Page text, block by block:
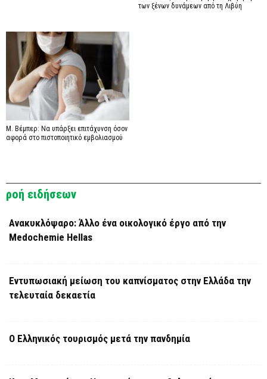
των ξένων δυνάμεων από τη Λιβύη
Μ. Βέμπερ: Να υπάρξει επιτάχυνση όσον
αφορά στο πιστοποιητικό εμβολιασμού
ροή ειδήσεων
Ανακυκλόψαρο: Άλλο ένα οικολογικό έργο από την
Medochemie Hellas
Εντυπωσιακή μείωση του καπνίσματος στην Ελλάδα την
τελευταία δεκαετία
Ο Ελληνικός τουρισμός μετά την πανδημία